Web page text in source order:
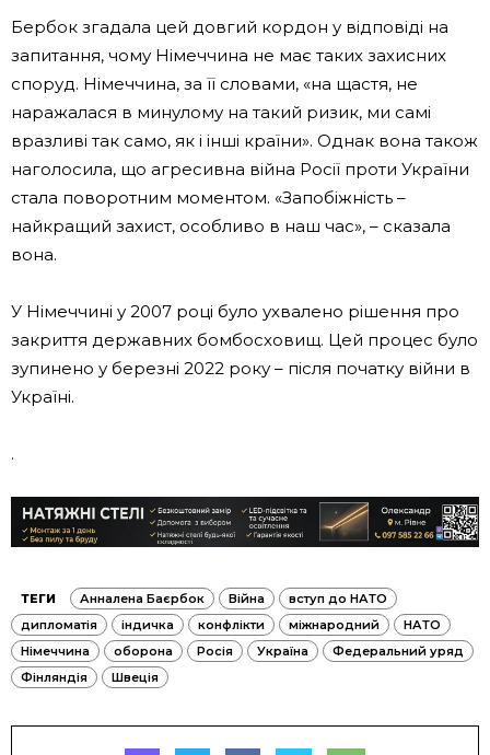
Бербок згадала цей довгий кордон у відповіді на
запитання, чому Німеччина не має таких захисних
споруд. Німеччина, за її словами, «на щастя, не
наражалася в минулому на такий ризик, ми самі
вразливі так само, як і інші країни». Однак вона також
наголосила, що агресивна війна Росії проти України
стала поворотним моментом. «Запобіжність –
найкращий захист, особливо в наш час», – сказала
вона.
У Німеччині у 2007 році було ухвалено рішення про
закриття державних бомбосховищ. Цей процес було
зупинено у березні 2022 року – після початку війни в
Україні.
.
ТЕГИ Анналена Баєрбок Війна
вступ до НАТО
дипломатія
індичка конфлікти міжнародний
НАТО
Німеччина
оборона Росія Україна
Федеральний уряд
Фінляндія
Швеція